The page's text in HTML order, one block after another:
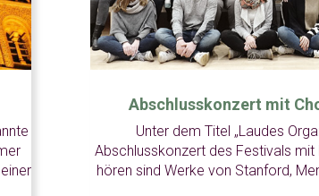
Abschlusskonzert mit
Unter dem Titel „Laudes
Abschlusskonzert des Festivals
hören sind Werke von Stanford,